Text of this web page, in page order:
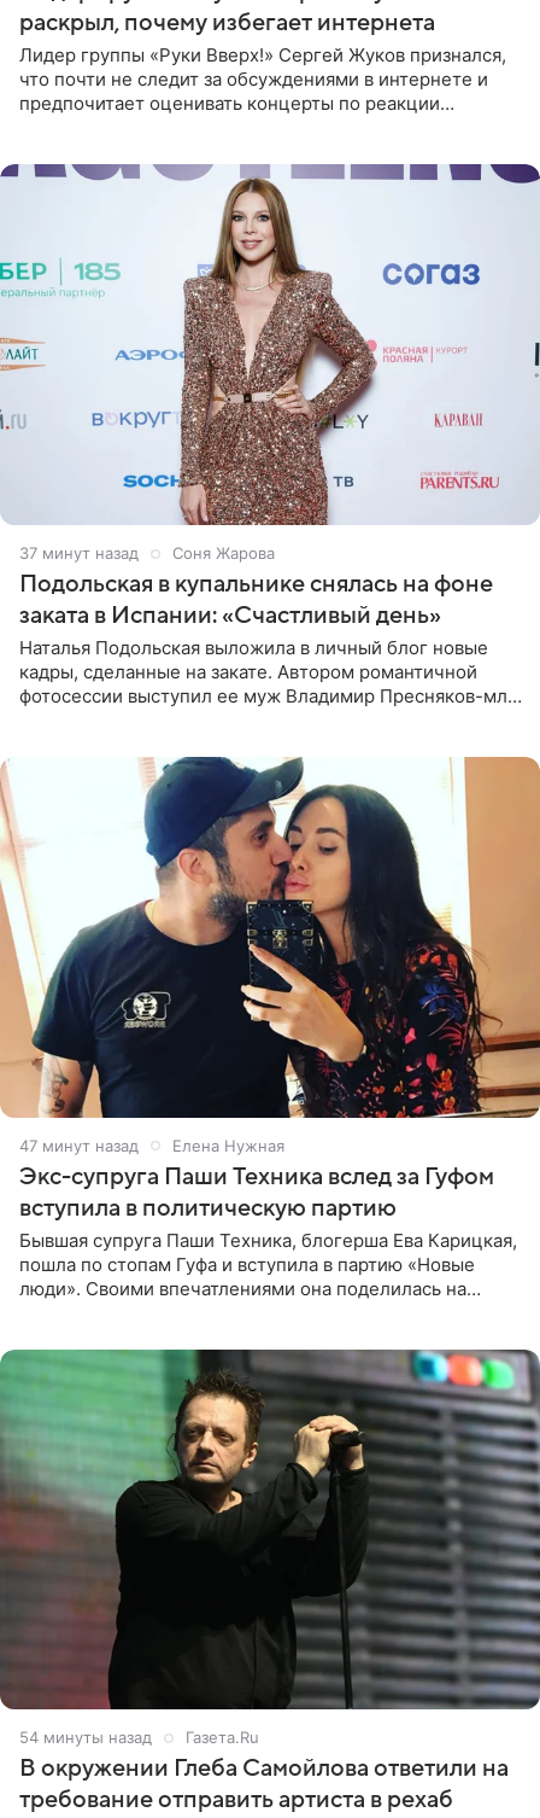
раскрыл, почему избегает интернета
Лидер группы «Руки Вверх!» Сергей Жуков признался,
что почти не следит за обсуждениями в интернете и
предпочитает оценивать концерты по реакции
37 минут назад Соня Жарова
Подольская в купальнике снялась на фоне
заката в Испании: «Счастливый день»
Наталья Подольская выложила в личный блог новые
кадры, сделанные на закате. Автором романтичной
фотосессии выступил ее муж Владимир Пресняков-мл.
47 минут назад Елена Нужная
Экс-супруга Паши Техника вслед за Гуфом
вступила в политическую партию
Бывшая супруга Паши Техника, блогерша Ева Карицкая,
пошла по стопам Гуфа и вступила в партию «Новые
люди». Своими впечатлениями она поделилась на
54 минуты назад Газета.Ru
В окружении Глеба Самойлова ответили на
требование отправить артиста в рехаб